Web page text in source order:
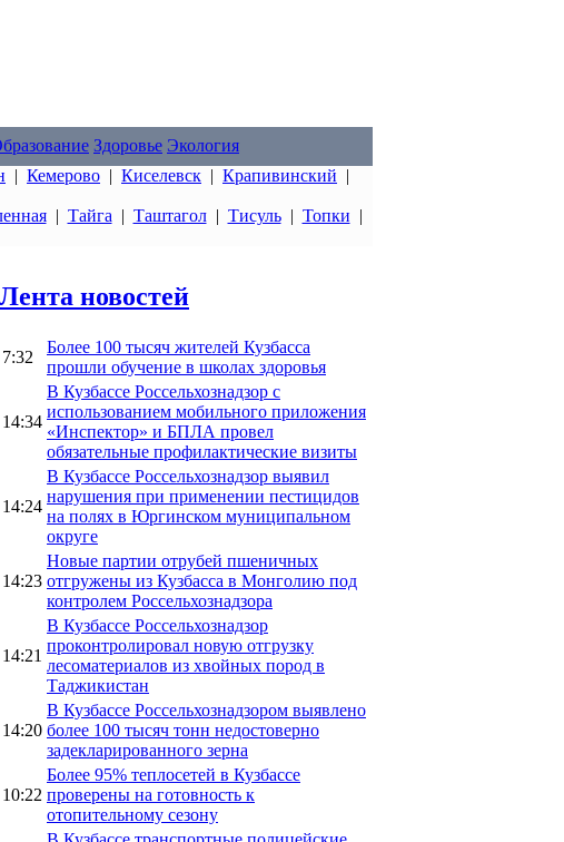
Здоровье Экология
| Кемерово | Киселевск | Крапивинский |
| Тайга | Таштагол| Тисуль| Топки |
Лента новостей
7:32
Более 100 тысяч жителей Кузбасса
прошли обучение в школах здоровья
14:34
В Кузбассе Россельхознадзор с
использованием мобильного приложения
«Инспектор» и БПЛА провел
обязательные профилактические визиты
14:24
В Кузбассе Россельхознадзор выявил
нарушения при применении пестицидов
на полях в Юргинском муниципальном
округе
14:23
Новые партии отрубей пшеничных
отгружены из Кузбасса в Монголию под
контролем Россельхознадзора
14:21
В Кузбассе Россельхознадзор
проконтролировал новую отгрузку
лесоматериалов из хвойных пород в
Таджикистан
14:20
В Кузбассе Россельхознадзором выявлено
более 100 тысяч тонн недостоверно
задекларированного зерна
10:22
Более 95% теплосетей в Кузбассе
проверены на готовность к
отопительному сезону